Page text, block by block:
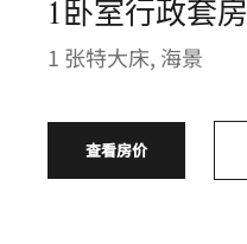
1卧室行政套房
1 张特大床, 海景
查看房价